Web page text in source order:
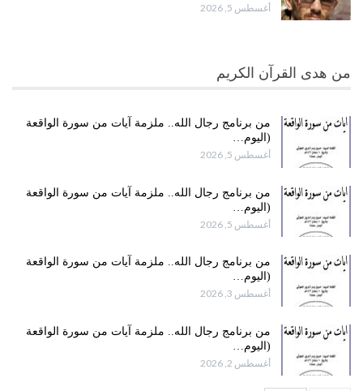
أغسطس 5, 2026
من هدى القرآن الكريم
من برنامج رجال الله.. ملزمة آيات من سورة الواقعة
(اليوم…
أغسطس 5, 2026
من برنامج رجال الله.. ملزمة آيات من سورة الواقعة
(اليوم…
أغسطس 5, 2026
من برنامج رجال الله.. ملزمة آيات من سورة الواقعة
(اليوم…
أغسطس 3, 2026
من برنامج رجال الله.. ملزمة آيات من سورة الواقعة
(اليوم…
أغسطس 2, 2026